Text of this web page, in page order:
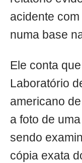
acidente
numa base
Ele conta
Laboratório
americano
a foto de
sendo
cópia exata